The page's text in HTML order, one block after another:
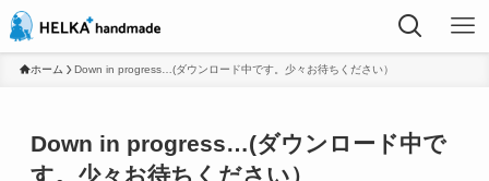
ホーム Down in progress…(ダウンロード中です。少々お待ちください）
Down in progress…(ダウンロード中で
す。少々お待ちください）